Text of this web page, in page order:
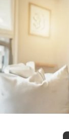
> Cómo
Tres